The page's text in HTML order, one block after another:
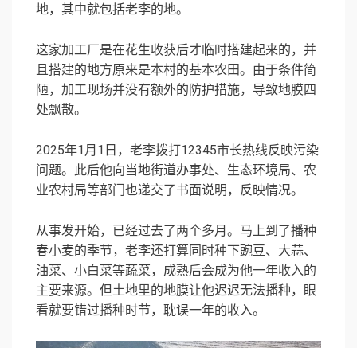
地，其中就包括老李的地。
这家加工厂是在花生收获后才临时搭建起来的，并
且搭建的地方原来是本村的基本农田。由于条件简
陋，加工现场并没有额外的防护措施，导致地膜四
处飘散。
2025年1月1日，老李拨打12345市长热线反映污染
问题。此后他向当地街道办事处、生态环境局、农
业农村局等部门也递交了书面说明，反映情况。
从事发开始，已经过去了两个多月。马上到了播种
春小麦的季节，老李还打算同时种下豌豆、大蒜、
油菜、小白菜等蔬菜，成熟后会成为他一年收入的
主要来源。但土地里的地膜让他迟迟无法播种，眼
看就要错过播种时节，耽误一年的收入。